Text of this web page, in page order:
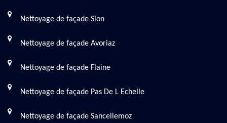
Nettoyage de façade Sion
Nettoyage de façade Avoriaz
Nettoyage de façade Flaine
Nettoyage de façade Pas De L Echelle
Nettoyage de façade Sancellemoz